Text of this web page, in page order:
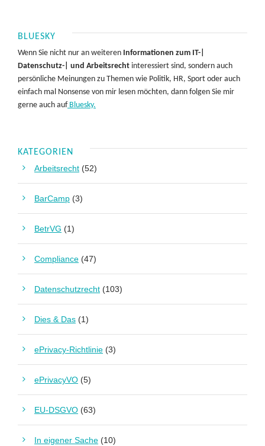
BLUESKY
Wenn Sie nicht nur an weiteren Informationen zum IT-|
Datenschutz-| und Arbeitsrecht interessiert sind, sondern auch
persönliche Meinungen zu Themen wie Politik, HR, Sport oder auch
einfach mal Nonsense von mir lesen möchten, dann folgen Sie mir
gerne auch aufBluesky.
KATEGORIEN
Arbeitsrecht (52)
BarCamp (3)
BetrVG (1)
Compliance (47)
Datenschutzrecht (103)
Dies & Das (1)
ePrivacy-Richtlinie (3)
ePrivacyVO (5)
EU-DSGVO (63)
In eigener Sache (10)